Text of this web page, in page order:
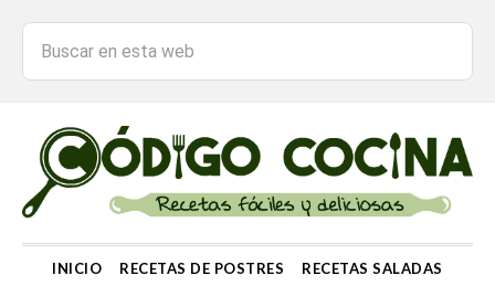
INICIO RECETAS DE POSTRES RECETAS SALADAS